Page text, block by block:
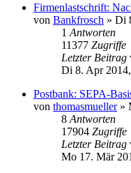
Firmenlastschrift:
von Bankfrosch » Di
1 Antworten
11377 Zugriffe
Letzter Beitrag
Di 8. Apr
Postbank: SEPA-
von thomasmueller»
8 Antworten
17904 Zugriffe
Letzter Beitrag
Mo 17. Mär